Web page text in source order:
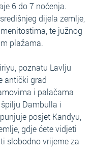
6 do 7 noćenja.
dijela zemlje,
te južnog
plažama.
poznatu Lavlju
antički grad
i palačama
Dambulla i
posjet Kandyu,
gdje ćete vidjeti
slobodno vrijeme za